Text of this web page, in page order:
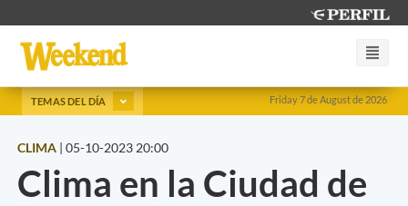
Friday 7 de August de 2026
TEMAS DEL DÍA
CLIMA | 05-10-2023 20:00
Clima en la Ciudad de